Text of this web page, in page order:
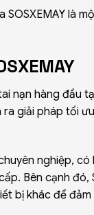
là
nạn hàng đầu
ra giải pháp tối
nghiệp,
Bên cạnh đó,
bị khác để